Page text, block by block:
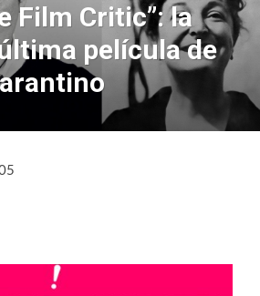
Film Critic”: la
película de